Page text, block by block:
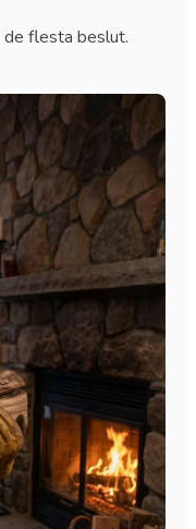
de flesta beslut.